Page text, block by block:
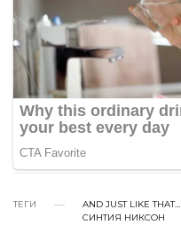
ТЕГИ AND JUST LIKE THAT…
СИНТИЯ НИКСОН